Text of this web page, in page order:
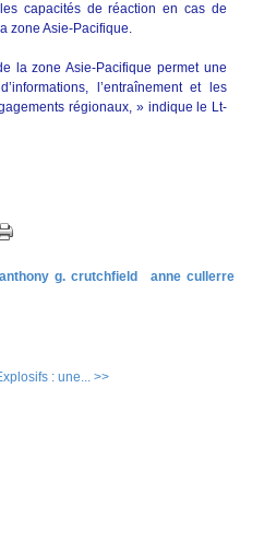
capacités de réaction en cas de
zone Asie-Pacifique.
la zone Asie-Pacifique permet une
l’entraînement et les
régionaux, » indique le Lt-
anthony g. crutchfield
anne cullerre
: une... >>